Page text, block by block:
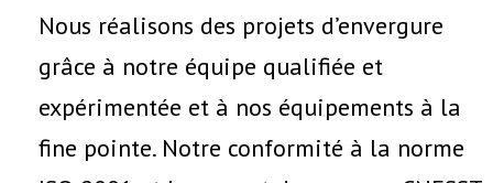
Nous réalisons des projets d’envergure
grâce à notre équipe qualifiée et
expérimentée et à nos équipements à la
fine pointe. Notre conformité à la norme